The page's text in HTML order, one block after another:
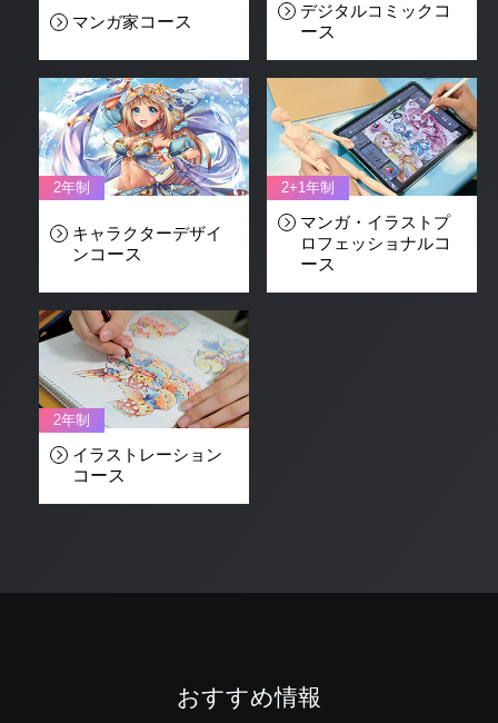
マンガ家コース
デジタルコミック コ
ース
2年制
キャラクターデザイ
ンコース
2+1年制
マンガ・イラストプ
ロフェッショナルコ
ース
2年制
イラストレーション
コース
おすすめ情報